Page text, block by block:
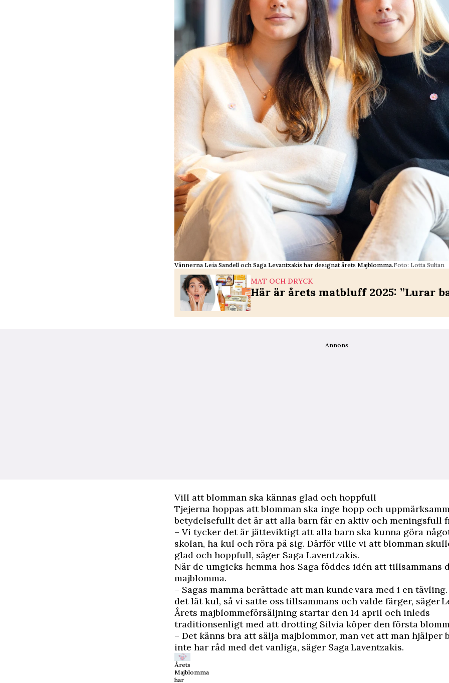
Vännerna Leia Sandell och Saga Levantzakis har designat årets Majblomma.Foto: Lotta Sultan
MAT OCH DRYCK
Här är årets matbluff 2025: ”Lurar
Annons
Vill att blomman ska kännas glad och hoppfull
Tjejerna hoppas att blomman ska inge hopp och
betydelsefullt det är att alla barn får en aktiv och meningsfull
– Vi tycker det är jätteviktigt att alla barn ska kunna göra
skolan, ha kul och röra på sig. Därför ville vi att blomman
glad och hoppfull, säger Saga Laventzakis.
När de umgicks hemma hos Saga föddes idén att tillsammans
majblomma.
– Sagas mamma berättade att man kunde vara med i en
det lät kul, så vi satte oss tillsammans och valde färger, säger
Årets majblommeförsäljning startar den 14 april och inleds
traditionsenligt med att drotting Silvia köper den första
– Det känns bra att sälja majblommor, man vet att man hjälper
inte har råd med det vanliga, säger Saga Laventzakis.
Årets
Majblomma
har